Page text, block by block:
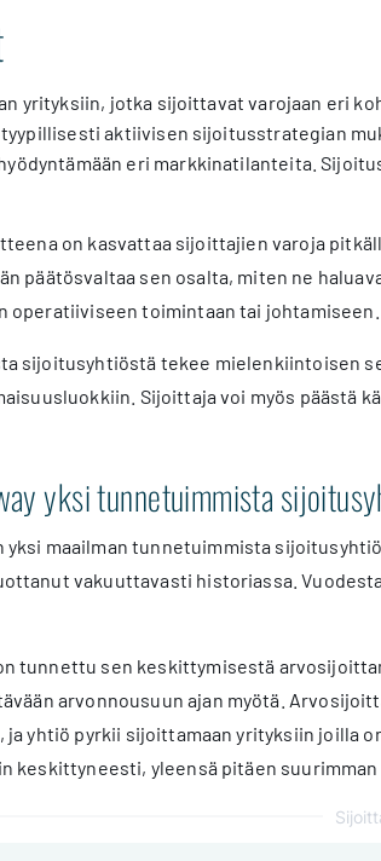
yrityksiin, jotka sijoittavat varojaan eri
aktiivisen sijoitusstrategian
eri markkinatilanteita.
on kasvattaa sijoittajien varoja
päätösvaltaa sen osalta, miten ne
operatiiviseen toimintaan tai johtamiseen.
sijoitusyhtiöstä tekee mielenkiintoisen
Sijoittaja voi myös päästä
yksi tunnetuimmista
yksi maailman tunnetuimmista
vakuuttavasti historiassa.
tunnettu sen keskittymisestä
arvonnousuun ajan myötä.
yhtiö pyrkii sijoittamaan yrityksiin joilla
keskittyneesti, yleensä pitäen